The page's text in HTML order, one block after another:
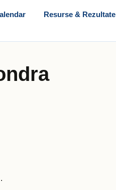
Resurse & Rezultate